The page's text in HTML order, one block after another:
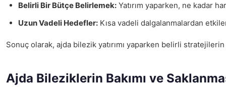
Belirli Bir Bütçe Belirlemek: Yatırım yaparken, ne kadar
Uzun Vadeli Hedefler: Kısa vadeli dalgalanmalardan
Sonuç olarak, ajda bilezik yatırımı yaparken belirli
Ajda Bileziklerin Bakımı ve